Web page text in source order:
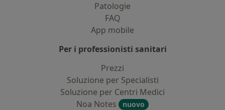
Patologie
FAQ
App mobile
Per i professionisti sanitari
Prezzi
Soluzione per Specialisti
Soluzione per Centri Medici
Noa Notes
nuovo